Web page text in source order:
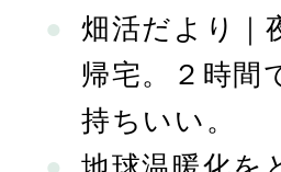
畑活だより｜
帰宅。２時間
持ちいい。